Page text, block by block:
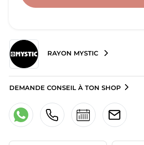
RAYON MYSTIC
DEMANDE CONSEIL À TON SHOP